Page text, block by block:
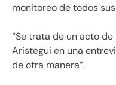
monitoreo de todos
“Se trata de un acto
Aristegui en una
de otra manera”.